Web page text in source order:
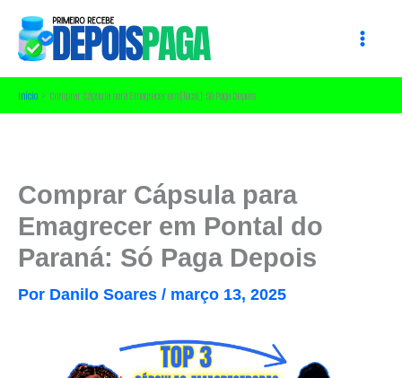
para
conteúdo
Início Comprar Cápsula para Emagrecer em [local]: Só Paga Depois
Comprar Cápsula para
Emagrecer em Pontal do
Paraná: Só Paga Depois
Por Danilo Soares / março 13, 2025